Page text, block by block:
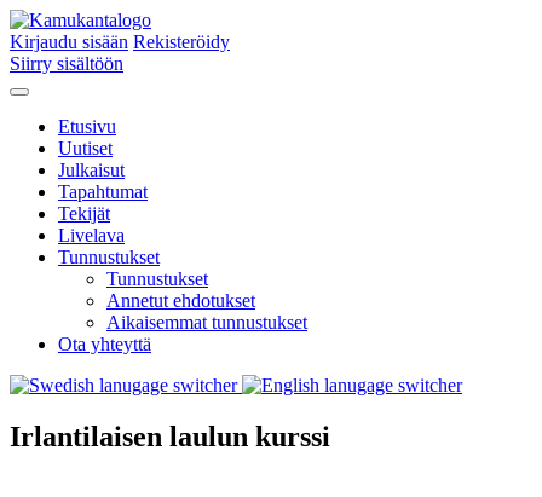
Kirjaudu sisään Rekisteröidy
Siirry sisältöön
Etusivu
Uutiset
Julkaisut
Tapahtumat
Tekijät
Livelava
Tunnustukset
Tunnustukset
Annetut ehdotukset
Aikaisemmat tunnustukset
Ota yhteyttä
Irlantilaisen laulun kurssi